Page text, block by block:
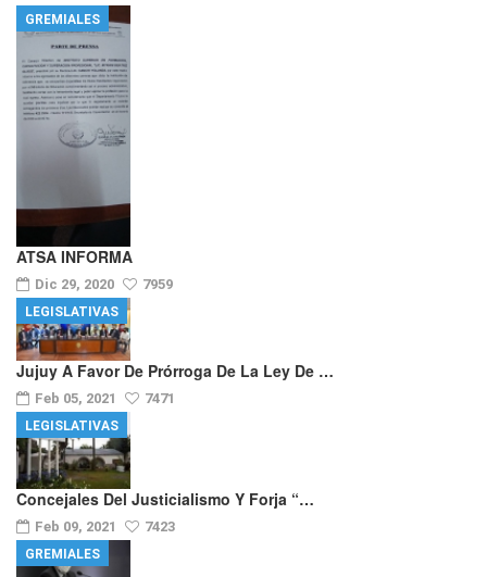
ATSA INFORMA
Dic 29, 2020 7959
GREMIALES
Jujuy A Favor De Prórroga De La Ley De …
Feb 05, 2021 7471
LEGISLATIVAS
Concejales Del Justicialismo Y Forja “…
Feb 09, 2021 7423
LEGISLATIVAS
GREMIALES